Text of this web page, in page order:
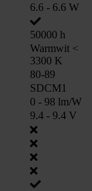
6.6 - 6.6 W
50000 h
Warmwit <
3300 K
80-89
SDCM1
0 - 98 lm/W
9.4 - 9.4 V